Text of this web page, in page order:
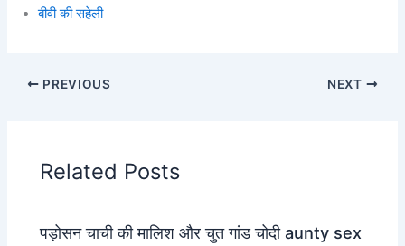
बीवी की सहेली
PREVIOUS NEXT
Related Posts
पड़ोसन चाची की मालिश और चुत गांड चोदी aunty sex